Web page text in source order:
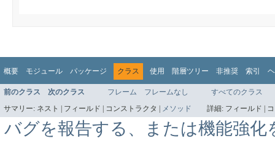
概要 モジュール パッケージ クラス 使用 階層ツリー 非推奨 索引
前のクラス 次のクラス フレーム フレームなし
すべてのクラス
サマリー: ネスト | フィールド | コンストラクタ | メソッド 詳細: フィールド |
バグを報告する、または機能強化